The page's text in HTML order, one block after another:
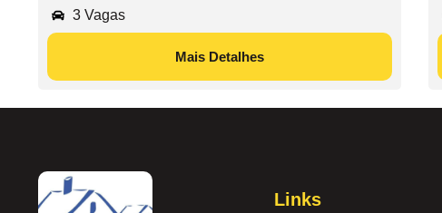
3 Vagas
Mais Detalhes
Links